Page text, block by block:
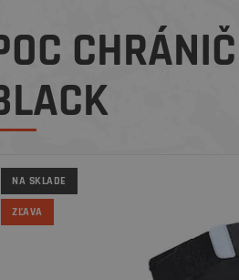
NA SKLADE
ZĽAVA